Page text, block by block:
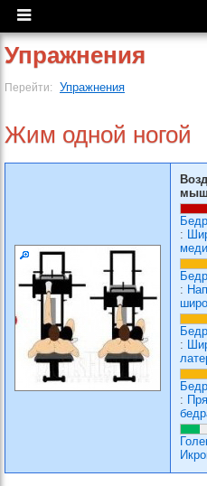
Упражнения
Перейти: Упражнения
Жим одной ногой
:
:
:
: